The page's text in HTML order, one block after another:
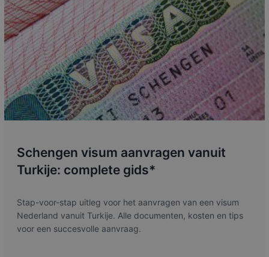
Schengen visum aanvragen vanuit
Turkije: complete gids*
Stap-voor-stap uitleg voor het aanvragen van een visum
Nederland vanuit Turkije. Alle documenten, kosten en tips
voor een succesvolle aanvraag.